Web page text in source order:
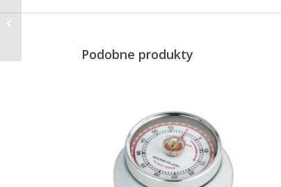
Podobne produkty